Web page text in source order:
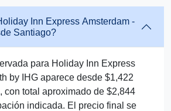
Inn Express Amsterdam -
Santiago?
para Holiday Inn Express
by IHG aparece desde $1,422
con total aproximado de $2,844
indicada. El precio final se